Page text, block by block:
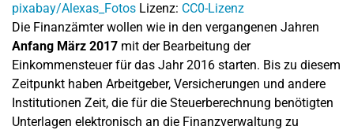
pixabay/Alexas_Fotos Lizenz: CC0-Lizenz
Die Finanzämter wollen wie in den vergangenen Jahren
Anfang März 2017 mit der Bearbeitung der
Einkommensteuer für das Jahr 2016 starten. Bis zu diesem
Zeitpunkt haben Arbeitgeber, Versicherungen und andere
Institutionen Zeit, die für die Steuerberechnung benötigten
Unterlagen elektronisch an die Finanzverwaltung zu